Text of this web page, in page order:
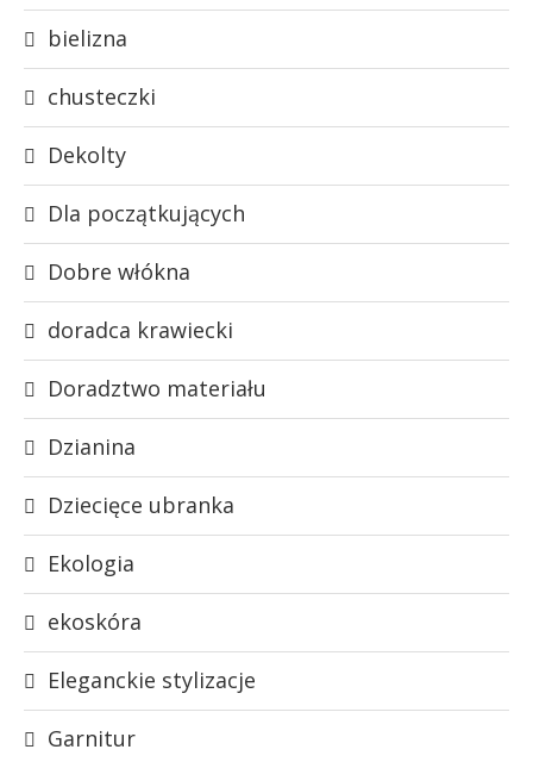
bielizna
chusteczki
Dekolty
Dla początkujących
Dobre włókna
doradca krawiecki
Doradztwo materiału
Dzianina
Dziecięce ubranka
Ekologia
ekoskóra
Eleganckie stylizacje
Garnitur